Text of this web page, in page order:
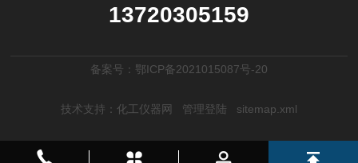
13720305159
备案号：鄂ICP备2021015087号-20
技术支持： 化工仪器网 管理登陆 sitemap.xml